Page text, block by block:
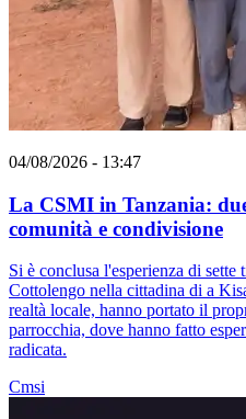
04/08/2026 - 13:47
La CSMI in Tanzania:
comunità e condivisione
Si è conclusa l'esperienza di
Cottolengo nella cittadina di a
realtà locale, hanno portato il
parrocchia, dove hanno fatto
radicata.
Cmsi